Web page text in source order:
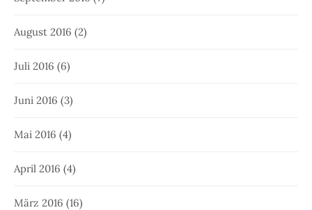
August 2016 (2)
Juli 2016 (6)
Juni 2016 (3)
Mai 2016 (4)
April 2016 (4)
März 2016 (16)